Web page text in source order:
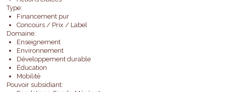
Type:
Financement pur
Concours / Prix / Label
Domaine:
Enseignement
Environnement
Développement durable
Éducation
Mobilité
Pouvoir subsidiant: